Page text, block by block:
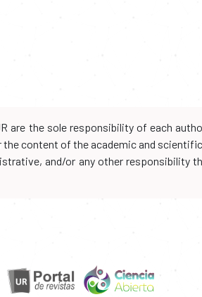
are the sole responsibility of each
content of the academic and
and/or any other responsibility